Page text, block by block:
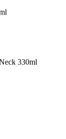
330ml